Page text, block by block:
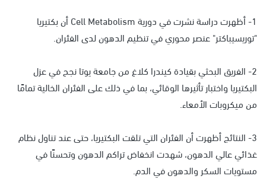
1- أظهرت دراسة نشرت في دورية Cell Metabolism أن بكتيريا
"توريسيباكتر" عنصر محوري في تنظيم الدهون لدى الفئران.
2- الفريق البحثي بقيادة كيندرا كلاغ من جامعة يوتا نجح في عزل
البكتيريا واختبار تأثيرها الوقائي، بما في ذلك على الفئران الخالية تمامًا
من ميكروبات الأمعاء.
3- النتائج أظهرت أن الفئران التي تلقت البكتيريا، حتى عند تناول نظام
غذائي عالي الدهون، شهدت انخفاض تراكم الدهون وتحسنًا في
مستويات السكر والدهون في الدم.